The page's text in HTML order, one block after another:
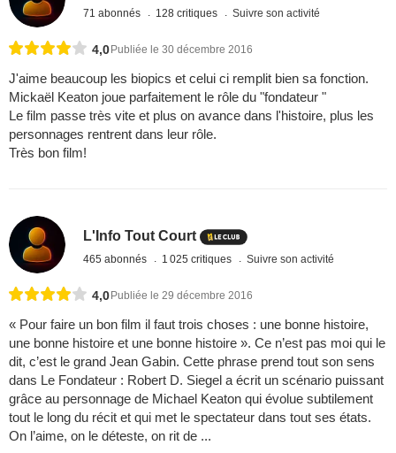
71 abonnés 128 critiques Suivre son activité
4,0 Publiée le 30 décembre 2016
J'aime beaucoup les biopics et celui ci remplit bien sa fonction.
Mickaël Keaton joue parfaitement le rôle du "fondateur "
Le film passe très vite et plus on avance dans l'histoire, plus les
personnages rentrent dans leur rôle.
Très bon film!
L'Info Tout Court
465 abonnés 1 025 critiques Suivre son activité
4,0Publiée le 29 décembre 2016
« Pour faire un bon film il faut trois choses : une bonne histoire,
une bonne histoire et une bonne histoire ». Ce n’est pas moi qui le
dit, c’est le grand Jean Gabin. Cette phrase prend tout son sens
dans Le Fondateur : Robert D. Siegel a écrit un scénario puissant
grâce au personnage de Michael Keaton qui évolue subtilement
tout le long du récit et qui met le spectateur dans tout ses états.
On l’aime, on le déteste, on rit de ...